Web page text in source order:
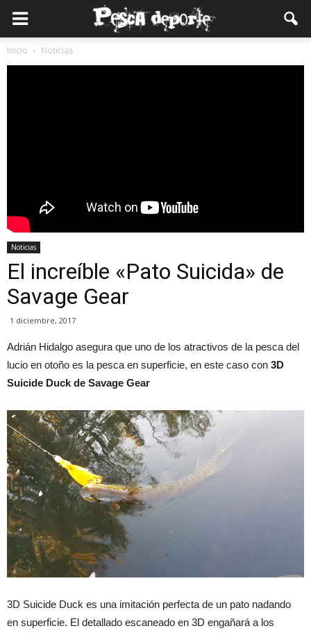
Inicio Noticias
Noticias
El increíble «Pato Suicida» de
Savage Gear
1 diciembre, 2017
Adrián Hidalgo asegura que uno de los atractivos de la pesca del
lucio en otoño es la pesca en superficie, en este caso con 3D
Suicide Duck de Savage Gear
3D Suicide Duck es una imitación perfecta de un pato nadando
en superficie. El detallado escaneado en 3D engañará a los